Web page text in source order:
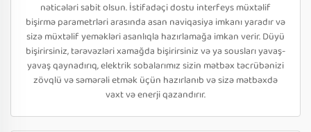
nəticələri sabit olsun. İstifadəçi dostu interfeys müxtəlif
bişirmə parametrləri arasında asan naviqasiya imkanı yaradır və
sizə müxtəlif yeməkləri asanlıqla hazırlamağa imkan verir. Düyü
bişirirsiniz, tərəvəzləri xamağda bişirirsiniz və ya sousları yavaş-
yavaş qaynadırıq, elektrik sobalarımız sizin mətbəx təcrübənizi
zövqlü və səmərəli etmək üçün hazırlanıb və sizə mətbəxdə
vaxt və enerji qazandırır.